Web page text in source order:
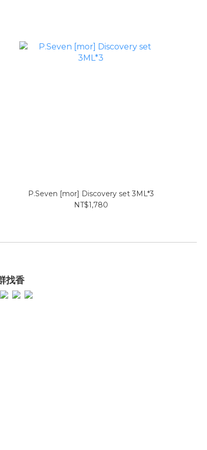
P.Seven [mor] Discovery set 3ML*3
NT$1,780
找香